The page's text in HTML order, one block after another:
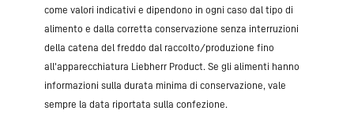
come valori indicativi e dipendono in ogni caso dal tipo di
alimento e dalla corretta conservazione senza interruzioni
della catena del freddo dal raccolto/produzione fino
all'apparecchiatura Liebherr Product. Se gli alimenti hanno
informazioni sulla durata minima di conservazione, vale
sempre la data riportata sulla confezione.